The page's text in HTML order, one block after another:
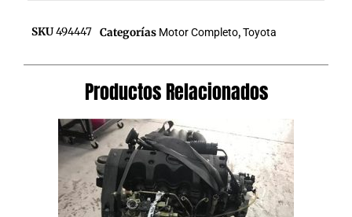
SKU494447 Categorías Motor Completo,Toyota
Productos Relacionados